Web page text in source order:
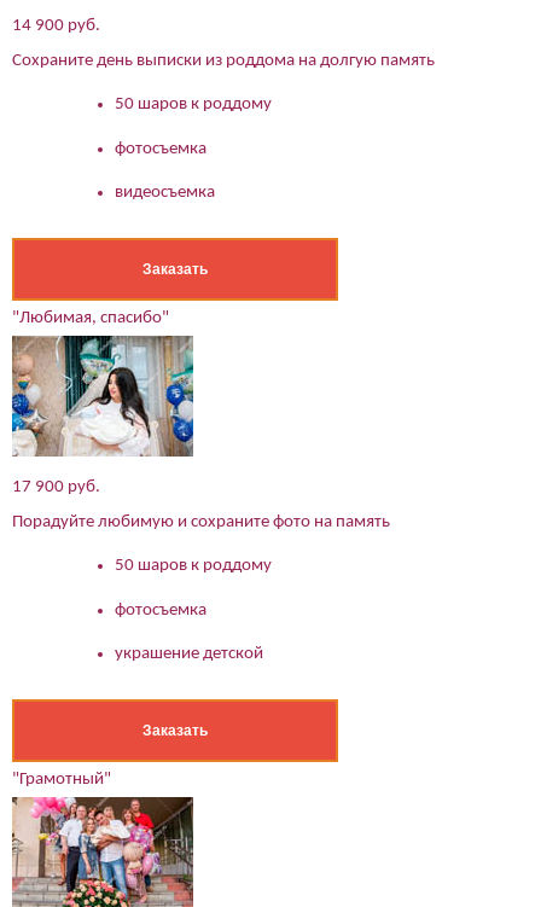
(работает только если на устройстве установлен указанный
Подтверждаю свое согласие на обработку персональных
14 900 руб.
Сохраните день выписки из роддома на долгую память
50 шаров к роддому
фотосъемка
видеосъемка
Заказать
"Любимая, спасибо"
17 900 руб.
Порадуйте любимую и сохраните фото на память
50 шаров к роддому
фотосъемка
украшение детской
Заказать
"Грамотный"